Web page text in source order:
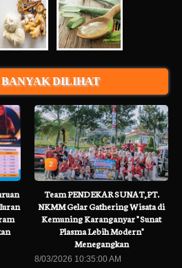
DILIHAT
2
Team PENDEKAR SUNAT,PT.
NKMM Gelar Gathering Wisata di
Kemuning Karanganyar " Sunat
Plasma Lebih Modern"
Menegangkan
8/03/2026 10:35:00 AM